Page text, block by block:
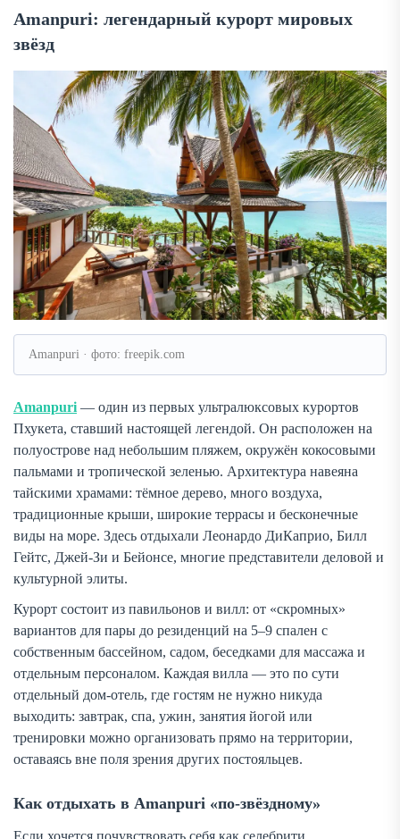
Amanpuri: легендарный курорт мировых
звёзд
Amanpuri · фото: freepik.com
Amanpuri — один из первых ультралюксовых курортов
Пхукета, ставший настоящей легендой. Он расположен на
полуострове над небольшим пляжем, окружён кокосовыми
пальмами и тропической зеленью. Архитектура навеяна
тайскими храмами: тёмное дерево, много воздуха,
традиционные крыши, широкие террасы и бесконечные
виды на море. Здесь отдыхали Леонардо ДиКаприо, Билл
Гейтс, Джей-Зи и Бейонсе, многие представители деловой и
культурной элиты.
Курорт состоит из павильонов и вилл: от «скромных»
вариантов для пары до резиденций на 5–9 спален с
собственным бассейном, садом, беседками для массажа и
отдельным персоналом. Каждая вилла — это по сути
отдельный дом-отель, где гостям не нужно никуда
выходить: завтрак, спа, ужин, занятия йогой или
тренировки можно организовать прямо на территории,
оставаясь вне поля зрения других постояльцев.
Как отдыхать в Amanpuri «по-звёздному»